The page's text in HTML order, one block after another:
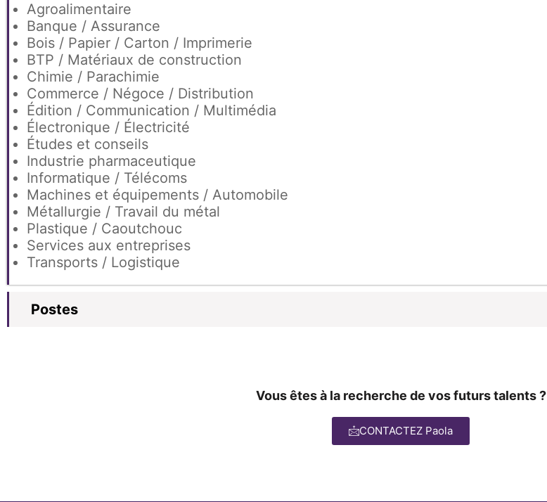
Agroalimentaire
Banque / Assurance
Bois / Papier / Carton / Imprimerie
BTP / Matériaux de construction
Chimie / Parachimie
Commerce / Négoce / Distribution
Édition / Communication / Multimédia
Électronique / Électricité
Études et conseils
Industrie pharmaceutique
Informatique / Télécoms
Machines et équipements / Automobile
Métallurgie / Travail du métal
Plastique / Caoutchouc
Services aux entreprises
Transports / Logistique
Postes
Vous êtes à la recherche de vos futurs talents ?
CONTACTEZ Paola